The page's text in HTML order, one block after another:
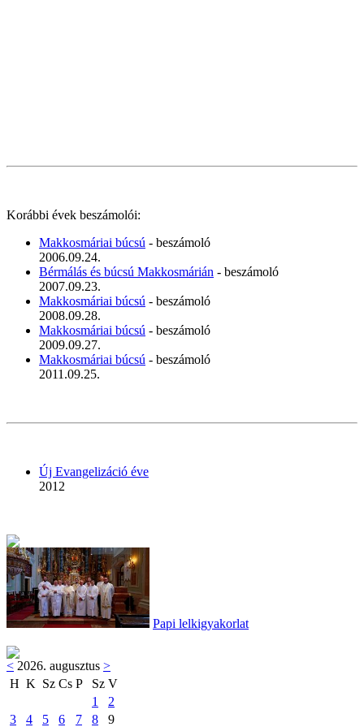
Korábbi évek beszámolói:
Makkosmáriai búcsú - beszámoló
2006.09.24.
Bérmálás és búcsú Makkosmárián - beszámoló
2007.09.23.
Makkosmáriai búcsú - beszámoló
2008.09.28.
Makkosmáriai búcsú - beszámoló
2009.09.27.
Makkosmáriai búcsú - beszámoló
2011.09.25.
Új Evangelizáció éve
2012
Papi lelkigyakorlat
< 2026. augusztus >
H K Sz Cs P Sz V
1
2
3
4 5 6 7 8
9